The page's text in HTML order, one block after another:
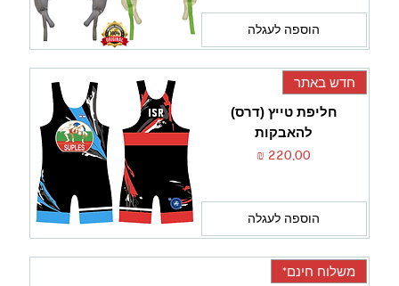
הוספה לעגלה
חדש באתר
חליפת טייץ (דרס)
להאבקות
מחיר
הוספה לעגלה
משלוח חינם*